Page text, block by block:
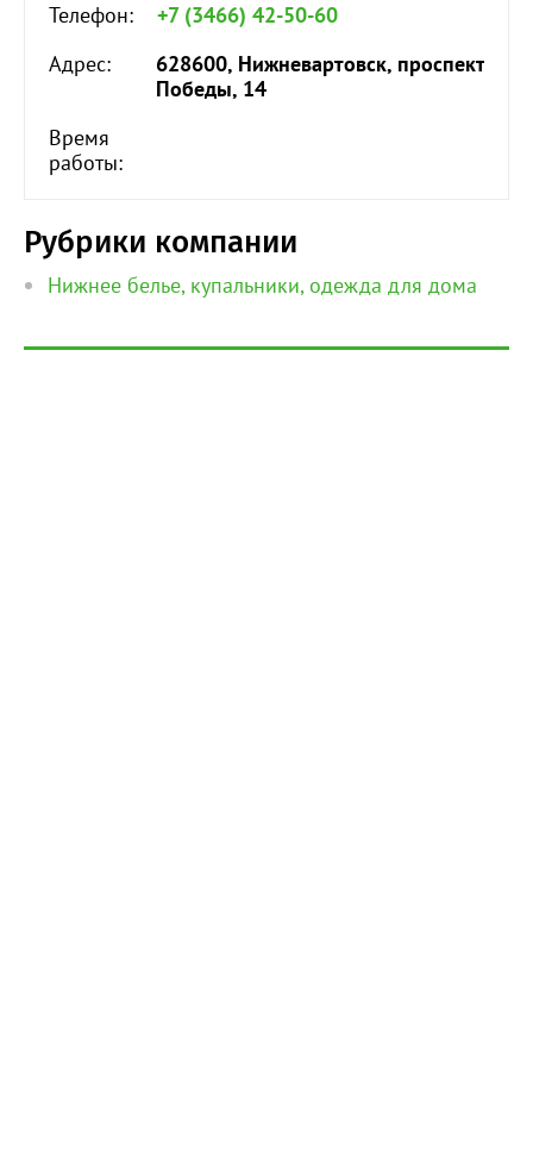
Телефон:
+7 (3466) 42-50-60
Адрес:
628600, Нижневартовск, проспект
Победы, 14
Время
работы:
Рубрики компании
Нижнее белье, купальники, одежда для дома